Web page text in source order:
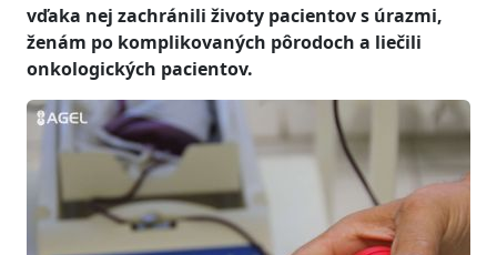
vďaka nej zachránili životy pacientov s úrazmi,
ženám po komplikovaných pôrodoch a liečili
onkologických pacientov.